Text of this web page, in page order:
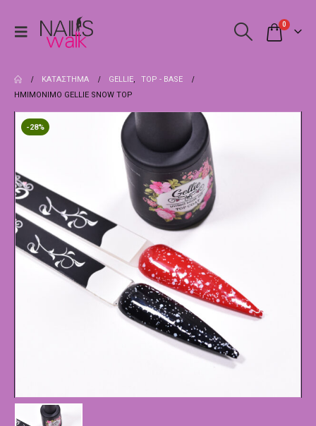
0
ΚΑΤΆΣΤΗΜΑ GELLIE,
TOP - BASE
ΗΜΙΜΌΝΙΜΟ GELLIE SNOW TOP
-28%